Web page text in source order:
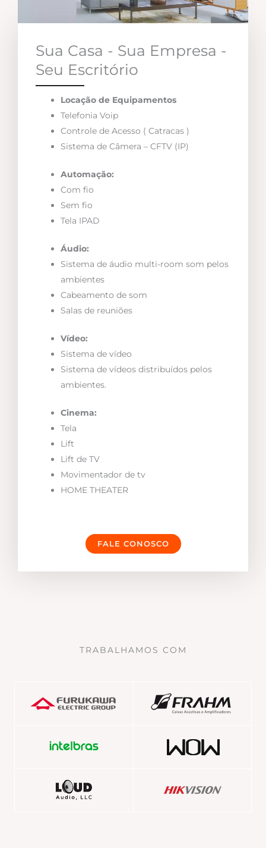
Sua Casa - Sua Empresa -
Seu Escritório
Locação de Equipamentos
Telefonia Voip
Controle de Acesso ( Catracas )
Sistema de Câmera – CFTV (IP)
Automação:
Com fio
Sem fio
Tela IPAD
Áudio:
Sistema de áudio multi-room som pelos
ambientes
Cabeamento de som
Salas de reuniões
Vídeo:
Sistema de vídeo
Sistema de vídeos distribuídos pelos
ambientes.
Cinema:
Tela
Lift
Lift de TV
Movimentador de tv
HOME THEATER
FALE CONOSCO
TRABALHAMOS COM